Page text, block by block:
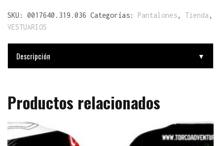
SKU: 0017640.319.036 Categorías: Pantalones, Tienda ,
VESTUARIOS
Descripción ▼
Productos relacionados